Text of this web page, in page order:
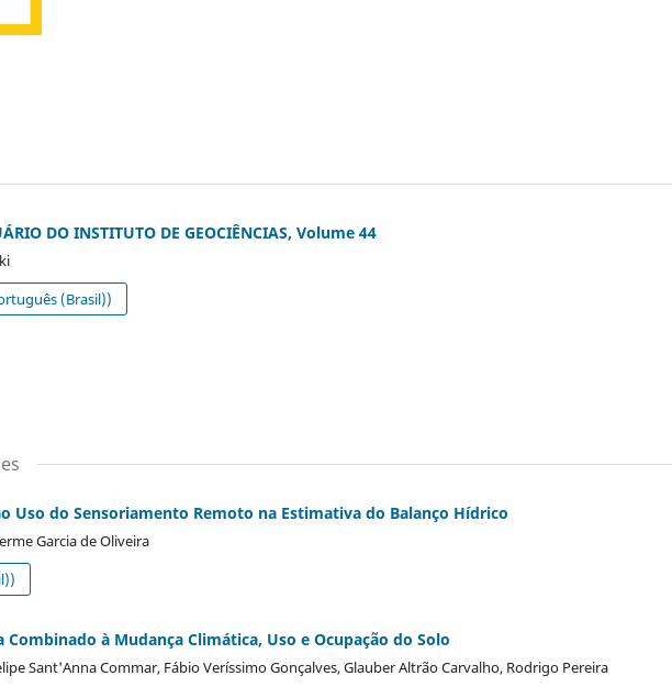
DO INSTITUTO DE GEOCIÊNCIAS, Volume 44
(Brasil))
Uso do Sensoriamento Remoto na Estimativa do Balanço Hídrico
Garcia de Oliveira
à Mudança Climática, Uso e Ocupação do Solo
Sant'Anna Commar, Fábio Veríssimo Gonçalves, Glauber Altrão Carvalho, Rodrigo Pereira